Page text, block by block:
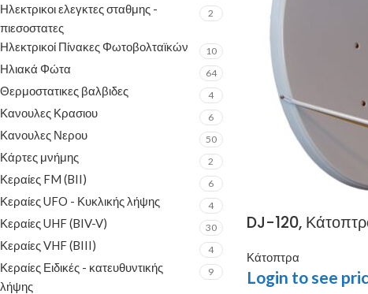
Ηλεκτρικοι ελεγκτες σταθμης -
πιεσοστατες
2
Ηλεκτρικοί Πίνακες Φωτοβολταϊκών 10
Ηλιακά Φώτα 64
Θερμοστατικες βαλβιδες 4
Κανουλες Κρασιου 6
Κανουλες Νερου 50
Κάρτες μνήμης 2
Κεραίες FM (BII) 6
Κεραίες UFO - Κυκλικής λήψης 4
Κεραίες UHF (BIV-V) 30
Κεραίες VHF (BIII) 4
Κεραίες Ειδικές - κατευθυντικής
λήψης
9
DJ-120,
Κάτοπτρα
Login to see